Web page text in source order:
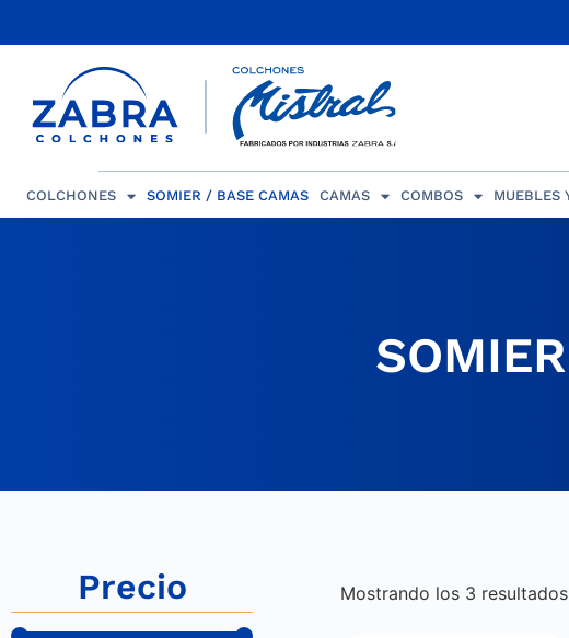
COLCHONES SOMIER / BASE CAMAS CAMAS COMBOS MUEBLES
Precio Mostrando los 3 resultados